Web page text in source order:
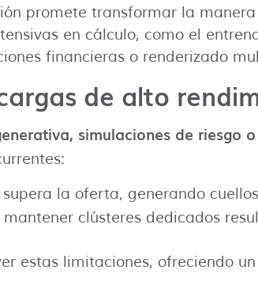
promete transformar la
en cálculo, como el
financieras o renderizado
de alto
simulaciones de riesgo
la oferta, generando
mantener clústeres dedicados
estas limitaciones, ofreciendo